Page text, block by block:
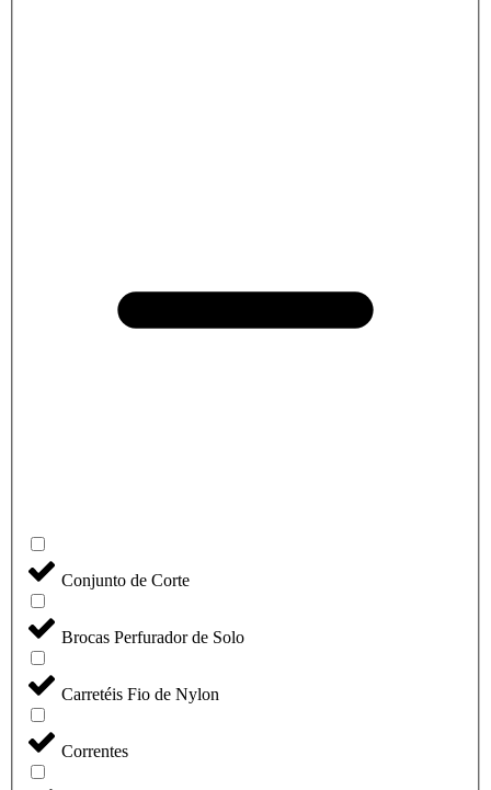
Conjunto de Corte
Brocas Perfurador de Solo
Carretéis Fio de Nylon
Correntes